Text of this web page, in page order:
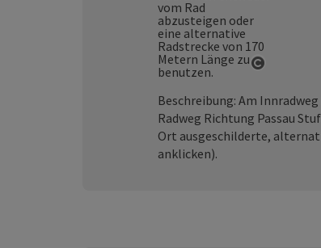
Beschreibung: Am
Radweg Richtung Passau
Ort ausgeschilderte,
anklicken).